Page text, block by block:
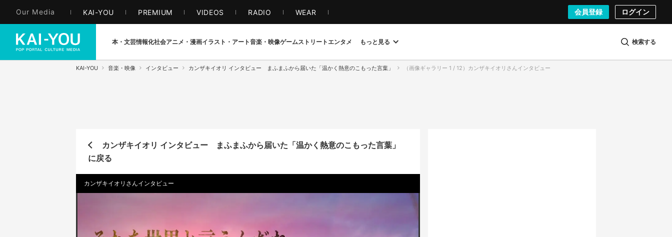
Our Media KAI-YOU PREMIUM VIDEOS RADIO WEAR 会員登録 ログイン
本・文芸情報化社会アニメ・漫画イラスト・アート音楽・映像ゲームストリート エンタメ もっと見る 検索する
KAI-YOU 音楽・映像 インタビュー カンザキイオリ インタビュー まふまふから届いた「温かく熱意のこもった言葉」 （画像ギャラリー 1 / 12）カンザキイオリさんインタビュー
カンザキイオリ インタビュー まふまふから届いた「温かく熱意のこもった言葉」
に戻る
カンザキイオリさんインタビュー